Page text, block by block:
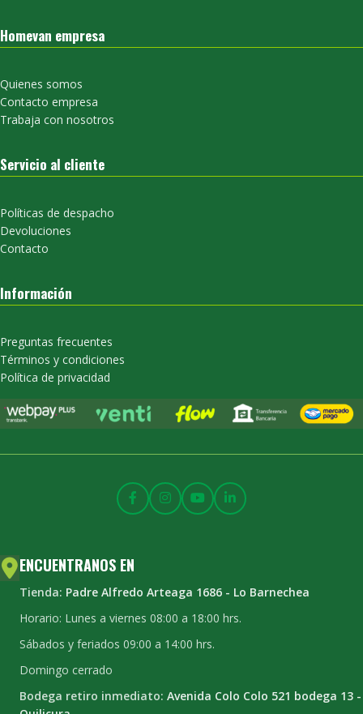
Homevan empresa
Quienes somos
Contacto empresa
Trabaja con nosotros
Servicio al cliente
Políticas de despacho
Devoluciones
Contacto
Información
Preguntas frecuentes
Términos y condiciones
Política de privacidad
ENCUENTRANOS EN
Tienda: Padre Alfredo Arteaga 1686 - Lo Barnechea
Horario: Lunes a viernes 08:00 a 18:00 hrs.
Sábados y feriados 09:00 a 14:00 hrs.
Domingo cerrado
Bodega retiro inmediato: Avenida Colo Colo 521 bodega 13 -